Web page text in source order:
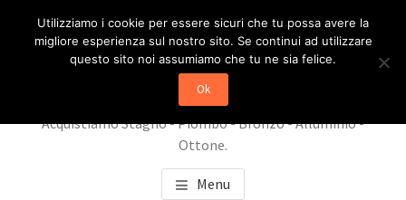
RECUPERO METALLI
MILANO
Recupero Metalli Milano. Recupero e Compro Rame.
Acquistiamo Stagno - Piombo - Bronzo - Alluminio -
Ottone.
Menu
Utilizziamo i cookie per essere sicuri che tu possa avere la
migliore esperienza sul nostro sito. Se continui ad utilizzare
questo sito noi assumiamo che tu ne sia felice.
Ok